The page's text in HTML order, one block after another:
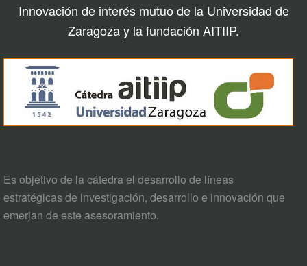
Innovación de interés mutuo de la Universidad de
Zaragoza y la fundación AITIIP.
Es objetivo de la cátedra el desarrollo de líneas
estratégicas de investigación, desarrollo e innovación que
emerjan de este asesoramiento.